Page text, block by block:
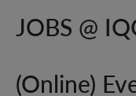
JOBS @
(Online)